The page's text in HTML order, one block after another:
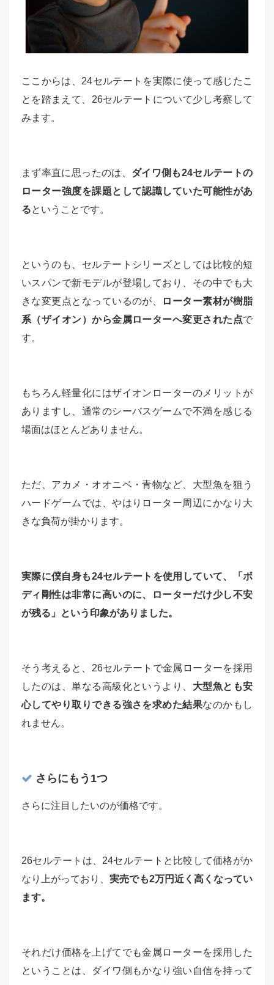
ここからは、24セルテートを実際に使って感じたこ
とを踏まえて、26セルテートについて少し考察して
みます。
まず率直に思ったのは、 ダイワ側も24セルテートの
ローター強度を課題として認識していた可能性があ
るということです。
というのも、セルテートシリーズとしては比較的短
いスパンで新モデルが登場しており、その中でも大
きな変更点となっているのが、
ローター素材が樹脂
系（ザイオン）から金属ローターへ変更された点で
す。
もちろん軽量化にはザイオンローターのメリットが
ありますし、通常のシーバスゲームで不満を感じる
場面はほとんどありません。
ただ、アカメ・オオニベ・青物など、大型魚を狙う
ハードゲームでは、やはりローター周辺にかなり大
きな負荷が掛かります。
実際に僕自身も24セルテートを使用していて、「ボ
ディ剛性は非常に高いのに、ローターだけ少し不安
が残る」という印象がありました。
そう考えると、26セルテートで金属ローターを採用
したのは、単なる高級化というより、 大型魚とも安
心してやり取りできる強さを求めた結果なのかもし
れません。
さらにもう1つ
さらに注目したいのが価格です。
26セルテートは、24セルテートと比較して価格がか
なり上がっており、実売でも2万円近く高くなってい
ます。
それだけ価格を上げてでも金属ローターを採用した
ということは、ダイワ側もかなり強い自信を持って